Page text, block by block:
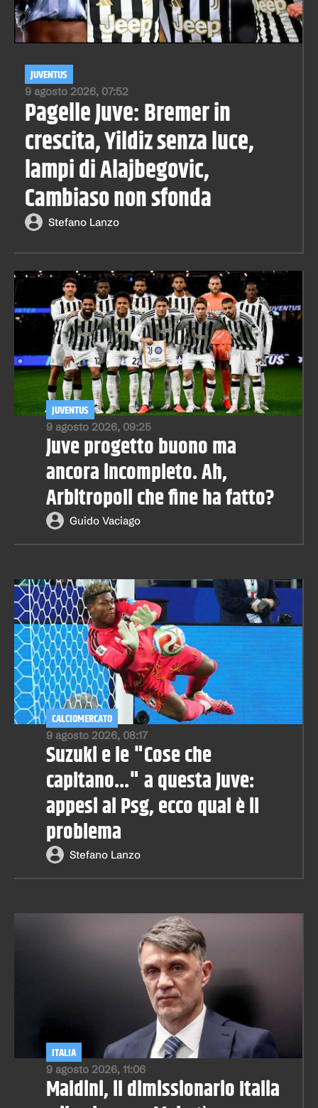
9 agosto 2026, 07:52
JUVENTUS
Pagelle Juve: Bremer in
crescita, Yildiz senza luce,
lampi di Alajbegovic,
Cambiaso non sfonda
Stefano Lanzo
9 agosto 2026, 09:25
JUVENTUS
Juve progetto buono ma
ancora incompleto. Ah,
Arbitropoli che fine ha fatto?
Guido Vaciago
9 agosto 2026, 08:17
CALCIOMERCATO
Suzuki e le "Cose che
capitano..." a questa Juve:
appesi al Psg, ecco qual è il
problema
Stefano Lanzo
9 agosto 2026, 11:06
ITALIA
Maldini, il dimissionario Italia